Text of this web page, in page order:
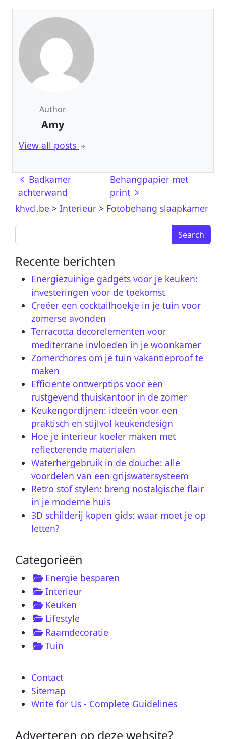
Author
Amy
View all posts
Post navigation
Badkamer
achterwand
Behangpapier met
print
khvcl.be > Interieur > Fotobehang slaapkamer
Search for:
Recente berichten
Energiezuinige gadgets voor je keuken:
investeringen voor de toekomst
Creëer een cocktailhoekje in je tuin voor
zomerse avonden
Terracotta decorelementen voor
mediterrane invloeden in je woonkamer
Zomerchores om je tuin vakantieproof te
maken
Efficiënte ontwerptips voor een
rustgevend thuiskantoor in de zomer
Keukengordijnen: ideeën voor een
praktisch en stijlvol keukendesign
Hoe je interieur koeler maken met
reflecterende materialen
Waterhergebruik in de douche: alle
voordelen van een grijswatersysteem
Retro stof stylen: breng nostalgische flair
in je moderne huis
3D schilderij kopen gids: waar moet je op
letten?
Categorieën
Energie besparen
Interieur
Keuken
Lifestyle
Raamdecoratie
Tuin
Contact
Sitemap
Write for Us - Complete Guidelines
Adverteren op deze website?